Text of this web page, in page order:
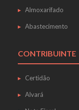
Almoxarifado
Abastecimento
CONTRIBUINTE
Certidão
Alvará